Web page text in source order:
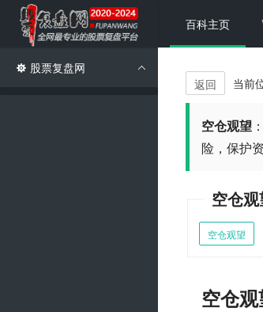
返回 当前
空仓观望 ：
险，保护
空仓
空仓观望
空仓
百科主页
股票复盘网